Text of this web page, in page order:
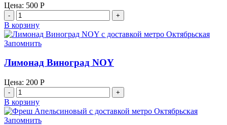
Цена: 500 Р
Количество
товара
Фреш
Грейпфрутовый
В корзину
Запомнить
Лимонад Виноград NOY
Цена: 200 Р
Количество
товара
Лимонад
Виноград
В корзину
Запомнить